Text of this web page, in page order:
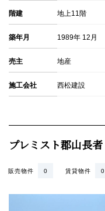
階建 地上11階
築年月 1989年 12月
売主 地産
施工会社 西松建設
プレミスト郡山長者
賃貸物件 0
販売物件 0